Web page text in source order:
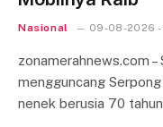
Nasional 09-08-2026 -
zonamerahnews.com
mengguncang
nenek berusia 70